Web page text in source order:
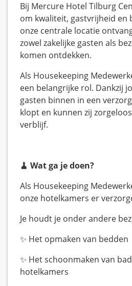
Bij Mercure Hotel Tilburg
om kwaliteit, gastvrijheid en
onze centrale locatie
zowel zakelijke gasten als
komen ontdekken.
Als Housekeeping
een belangrijke rol. Dankzij
gasten binnen in een
klopt en kunnen zij
verblijf.
🧹 Wat ga je doen?
Als Housekeeping
onze hotelkamers er
Je houdt je onder andere
✨ Het opmaken van bedden
✨ Het schoonmaken van
hotelkamers